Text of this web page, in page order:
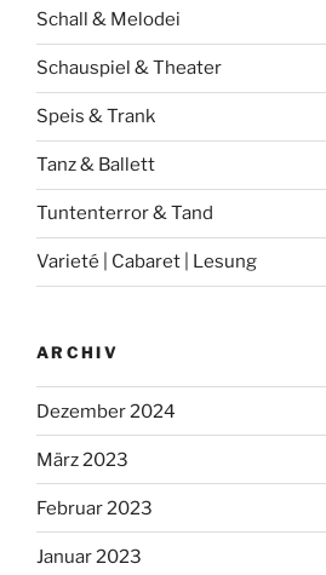
Schall & Melodei
Schauspiel & Theater
Speis & Trank
Tanz & Ballett
Tuntenterror & Tand
Varieté | Cabaret | Lesung
ARCHIV
Dezember 2024
März 2023
Februar 2023
Januar 2023